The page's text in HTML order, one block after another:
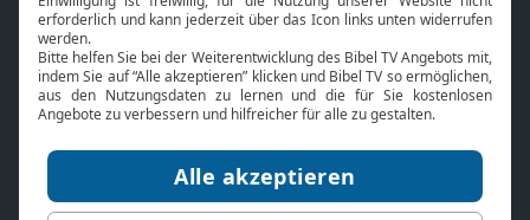
Bibel TV
Über uns
Jobs
Mediadaten
Service
Kontakt
TV-Empfang